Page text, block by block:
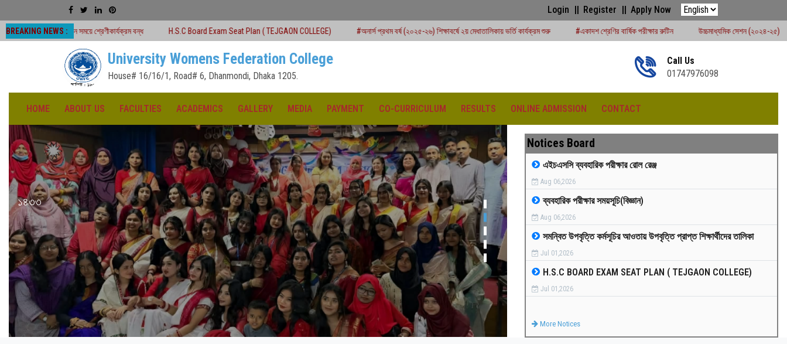
Login Register Apply Now
BREAKING NEWS :
সময়ে শ্রেণীকার্যক্রম বন্ধ H.S.C Board Exam Seat Plan ( TEJGAON COLLEGE) #অনার্স প্রথম বর্ষ (২০২৫-২৬) শিক্ষাবর্ষে ২য় মেধাতালিকায় ভর্তি কার্যক্রম শুরু #একাদশ শ্রেণির বার্ষিক পরীক্ষার রুটিন উচ্চমাধ্যমিক সেশন (২০২৪-২৫) পরীক্ষার্থীদের বোর্ড
University Womens Federation College
House# 16/16/1, Road# 6, Dhanmondi, Dhaka 1205.
Call Us
01747976098
HOME ABOUT US FACULTIES ACADEMICS GALLERY MEDIA PAYMENT CO-CURRICULUM RESULTS ONLINE ADMISSION CONTACT
১৪৩৩ ক্রীড়া প্রতিযোগিতা -২০২৫
Notices Board
এইচএসসি ব্যবহারিক পরীক্ষার রোল রেঞ্জ
Aug 06,2026
ব্যবহারিক পরীক্ষার সময়সূচি(বিজ্ঞান)
Aug 06,2026
সমন্বিত উপবৃত্তি কর্মসূচির আওতায় উপবৃত্তি প্রাপ্ত শিক্ষার্থীদের তালিকা
Jul 01,2026
H.S.C BOARD EXAM SEAT PLAN ( TEJGAON COLLEGE)
Jul 01,2026
More Notices